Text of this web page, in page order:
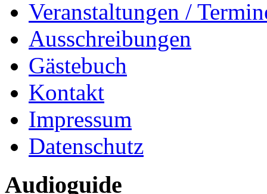
Veranstaltungen /
Ausschreibungen
Gästebuch
Kontakt
Impressum
Datenschutz
Audioguide